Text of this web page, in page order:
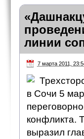
линии
7 марта 2011,
в Сочи 5
конфликта.
выразил